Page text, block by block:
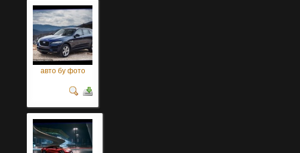
авто бу фото